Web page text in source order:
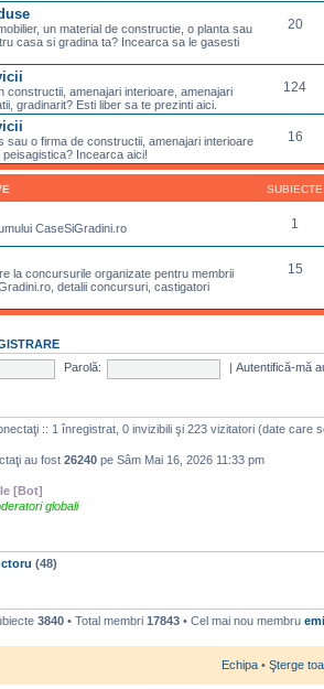
un material de constructie, o planta sau
casa si gradina ta? Incearca sa le gasesti
20
constructii, amenajari interioare, amenajari
gradinarit? Esti liber sa te prezinti aici.
124
sau o firma de constructii, amenajari interioare
Incearca aici!
16
SUBIECTE
CaseSiGradini.ro 1
la concursurile organizate pentru membrii
detalii concursuri, castigatori
15
Parolă: Autentifică-mă
:: 1 înregistrat, 0 invizibili şi 223 vizitatori (date care
au fost 26240 pe Sâm Mai 16, 2026 11:33 pm
[Bot]
globali
(48)
3840 • Total membri 17843 • Cel mai nou membru
Echipa • Şterge